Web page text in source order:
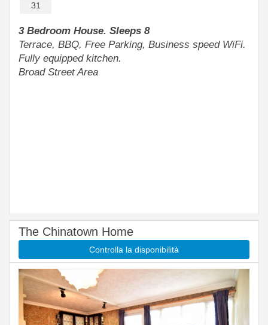
31
3 Bedroom House. Sleeps 8
Terrace, BBQ, Free Parking, Business speed WiFi.
Fully equipped kitchen.
Broad Street Area
The Chinatown Home
Controlla la disponibilità
Previous Next